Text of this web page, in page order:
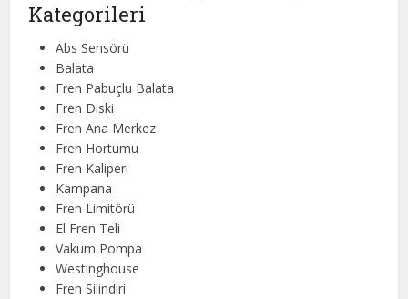
Kategorileri
Abs Sensörü
Balata
Fren Pabuçlu Balata
Fren Diski
Fren Ana Merkez
Fren Hortumu
Fren Kaliperi
Kampana
Fren Limitörü
El Fren Teli
Vakum Pompa
Westinghouse
Fren Silindiri